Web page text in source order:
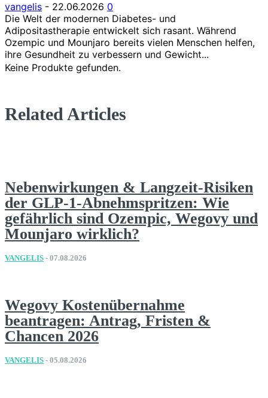
vangelis - 22.06.2026 0
Die Welt der modernen Diabetes- und
Adipositastherapie entwickelt sich rasant. Während
Ozempic und Mounjaro bereits vielen Menschen helfen,
ihre Gesundheit zu verbessern und Gewicht...
Keine Produkte gefunden.
Related Articles
Nebenwirkungen & Langzeit-Risiken
der GLP-1-Abnehmspritzen: Wie
gefährlich sind Ozempic, Wegovy und
Mounjaro wirklich?
VANGELIS - 07.08.2026
Wegovy Kostenübernahme
beantragen: Antrag, Fristen &
Chancen 2026
VANGELIS - 05.08.2026